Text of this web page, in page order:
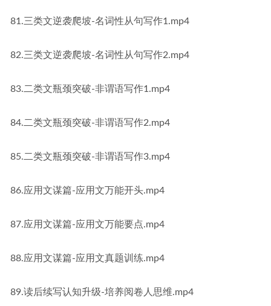
81.三类文逆袭爬坡-名词性从句写作1.mp4
82.三类文逆袭爬坡-名词性从句写作2.mp4
83.二类文瓶颈突破-非谓语写作1.mp4
84.二类文瓶颈突破-非谓语写作2.mp4
85.二类文瓶颈突破-非谓语写作3.mp4
86.应用文谋篇-应用文万能开头.mp4
87.应用文谋篇-应用文万能要点.mp4
88.应用文谋篇-应用文真题训练.mp4
89.读后续写认知升级-培养阅卷人思维.mp4